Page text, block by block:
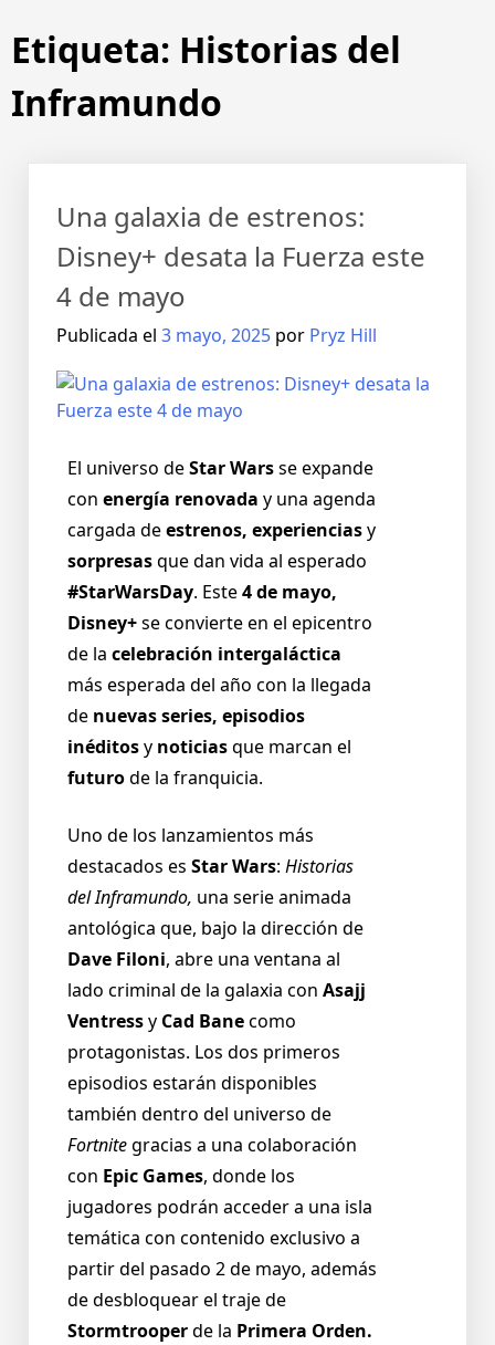
Etiqueta: Historias del
Inframundo
Una galaxia de estrenos:
Disney+ desata la Fuerza este
4 de mayo
Publicada el 3 mayo, 2025 por Pryz Hill
El universo deStar Warsse expande
con energía renovada y una agenda
cargada deestrenos, experienciasy
sorpresasque dan vida al esperado
#StarWarsDay. Este4 de mayo,
Disney+se convierte en el epicentro
de la celebración intergaláctica
más esperada del año con la llegada
de nuevas series, episodios
inéditosy noticiasque marcan el
futurode la franquicia.
Uno de los lanzamientos más
destacados es Star Wars: Historias
del Inframundo, una serie animada
antológica que, bajo la dirección de
Dave Filoni, abre una ventana al
lado criminal de la galaxia con Asajj
Ventressy Cad Banecomo
protagonistas. Los dos primeros
episodios estarán disponibles
también dentro del universo de
Fortnitegracias a una colaboración
con Epic Games, donde los
jugadores podrán acceder a una isla
temática con contenido exclusivo a
partir del pasado 2 de mayo, además
de desbloquear el traje de
Stormtrooperde la Primera Orden.